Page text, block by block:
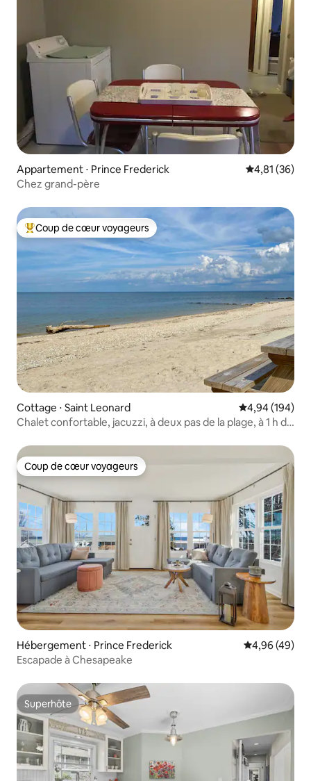
Appartement ⋅ Prince Frederick Évaluation
4,81 (36)
Chez grand-père
Coups de cœur voyageurs les plus appréciés
Coup de cœur voyageurs
Cottage ⋅ Saint Leonard Évaluation
4,94 (194)
Chalet confortable, jacuzzi, à deux pas de la plage, à 1 h de
Coup de cœur voyageurs
Coup de cœur voyageurs
Hébergement ⋅ Prince Frederick Évaluation
4,96 (49)
Escapade à Chesapeake
Superhôte
Superhôte